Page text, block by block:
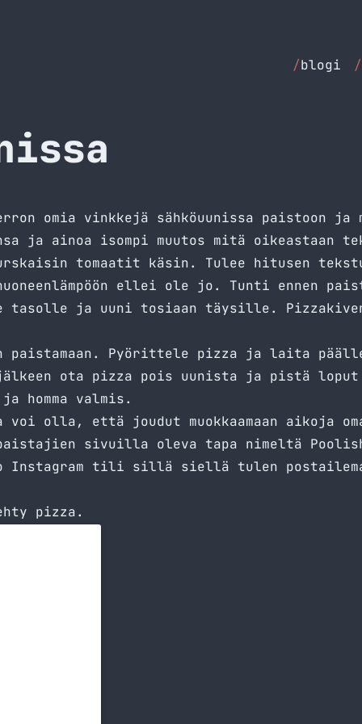
/blogi /
omia vinkkejä sähköuunissa paistoon
ja ainoa isompi muutos mitä oikeastaan
tomaatit käsin. Tulee hitusen
ellei ole jo. Tunti ennen
ja uuni tosiaan täysille.
paistamaan. Pyörittele pizza ja laita
jälkeen ota pizza pois uunista ja pistä
homma valmis.
voi olla, että joudut muokkaamaan aikoja
sivuilla oleva tapa nimeltä
Instagram tili sillä siellä tulen
pizza.